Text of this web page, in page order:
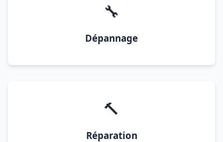
🔧
Dépannage
🔨
Réparation